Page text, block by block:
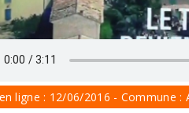
ligne : 12/06/2016 - Commune :